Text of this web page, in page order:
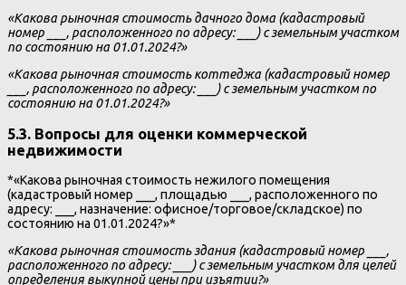
«Какова рыночная стоимость дачного дома (кадастровый
номер ___, расположенного по адресу: ___) с земельным участком
по состоянию на 01.01.2024?»
«Какова рыночная стоимость коттеджа (кадастровый номер
___, расположенного по адресу: ___) с земельным участком по
состоянию на 01.01.2024?»
5.3. Вопросы для оценки коммерческой
недвижимости
*«Какова рыночная стоимость нежилого помещения
(кадастровый номер ___, площадью ___, расположенного по
адресу: ___, назначение: офисное/торговое/складское) по
состоянию на 01.01.2024?»*
«Какова рыночная стоимость здания (кадастровый номер ___,
расположенного по адресу: ___) с земельным участком для целей
определения выкупной цены при изъятии?»